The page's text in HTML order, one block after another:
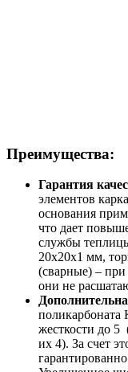
Преимущества:
Гарантия
элементов
основания
что дает
службы
20х20х1 мм,
(сварные) –
они не
поликарбоната
жесткости до 5
их 4). За счет